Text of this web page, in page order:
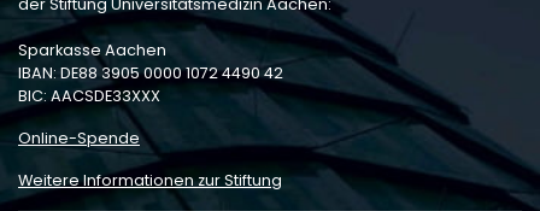
Sparkasse Aachen
IBAN: DE88 3905 0000 1072 4490 42
BIC: AACSDE33XXX
Online-Spende
Weitere Informationen zur Stiftung